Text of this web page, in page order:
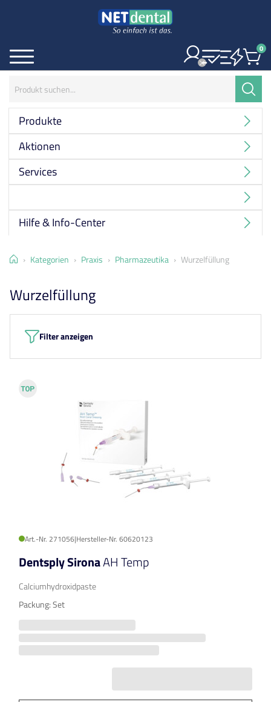
Menü 0
Produkte
Aktionen
Services
Hilfe & Info-Center
Home Kategorien Praxis Pharmazeutika Wurzelfüllung
Wurzelfüllung
Filter anzeigen
Art.-Nr. 271056|Hersteller-Nr. 60620123
Dentsply SironaAH Temp
Calciumhydroxidpaste
Packung: Set